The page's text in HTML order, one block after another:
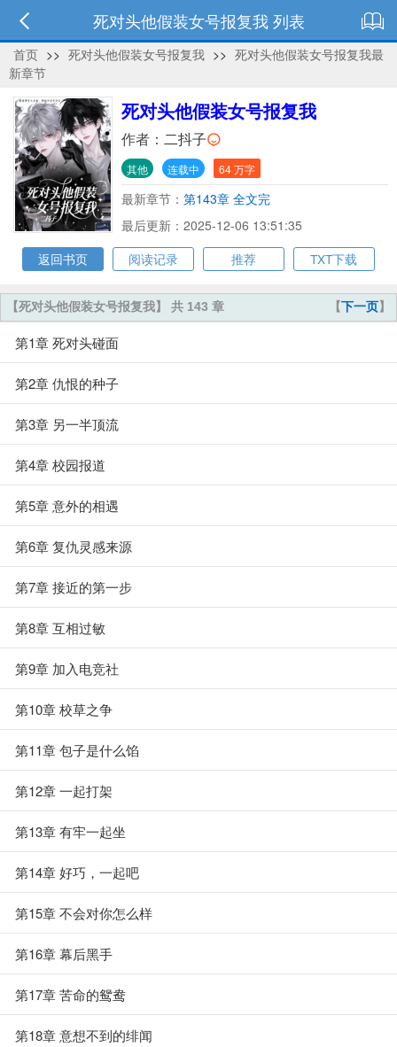
死对头他假装女号报复我 列表
首页 >> 死对头他假装女号报复我 >> 死对头他假装女号报复我最
新章节
死对头他假装女号报复我
作者： 二抖子
其他 连载中 64 万字
最新章节： 第143章 全文完
最后更新：2025-12-06 13:51:35
返回书页
阅读记录 推荐 TXT下载
【下一页】
【死对头他假装女号报复我】 共 143 章
第1章 死对头碰面
第2章 仇恨的种子
第3章 另一半顶流
第4章 校园报道
第5章 意外的相遇
第6章 复仇灵感来源
第7章 接近的第一步
第8章 互相过敏
第9章 加入电竞社
第10章 校草之争
第11章 包子是什么馅
第12章 一起打架
第13章 有牢一起坐
第14章 好巧，一起吧
第15章 不会对你怎么样
第16章 幕后黑手
第17章 苦命的鸳鸯
第18章 意想不到的绯闻